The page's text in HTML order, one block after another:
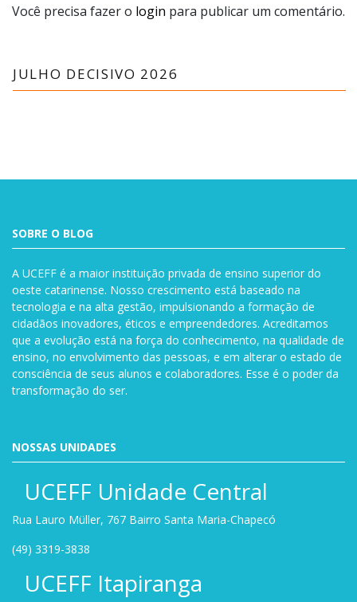
Você precisa fazer o login para publicar um comentário.
JULHO DECISIVO 2026
SOBRE O BLOG
A UCEFF é a maior instituição privada de ensino superior do
oeste catarinense. Nosso crescimento está baseado na
tecnologia e na alta gestão, impulsionando a formação de
cidadãos inovadores, éticos e empreendedores. Acreditamos
que a evolução está na força do conhecimento, na qualidade de
ensino, no envolvimento das pessoas, e em alterar o estado de
consciência de seus alunos e colaboradores. Esse é o poder da
transformação do ser.
NOSSAS UNIDADES
UCEFF Unidade Central
Rua Lauro Müller, 767 Bairro Santa Maria-Chapecó
(49) 3319-3838
UCEFF Itapiranga